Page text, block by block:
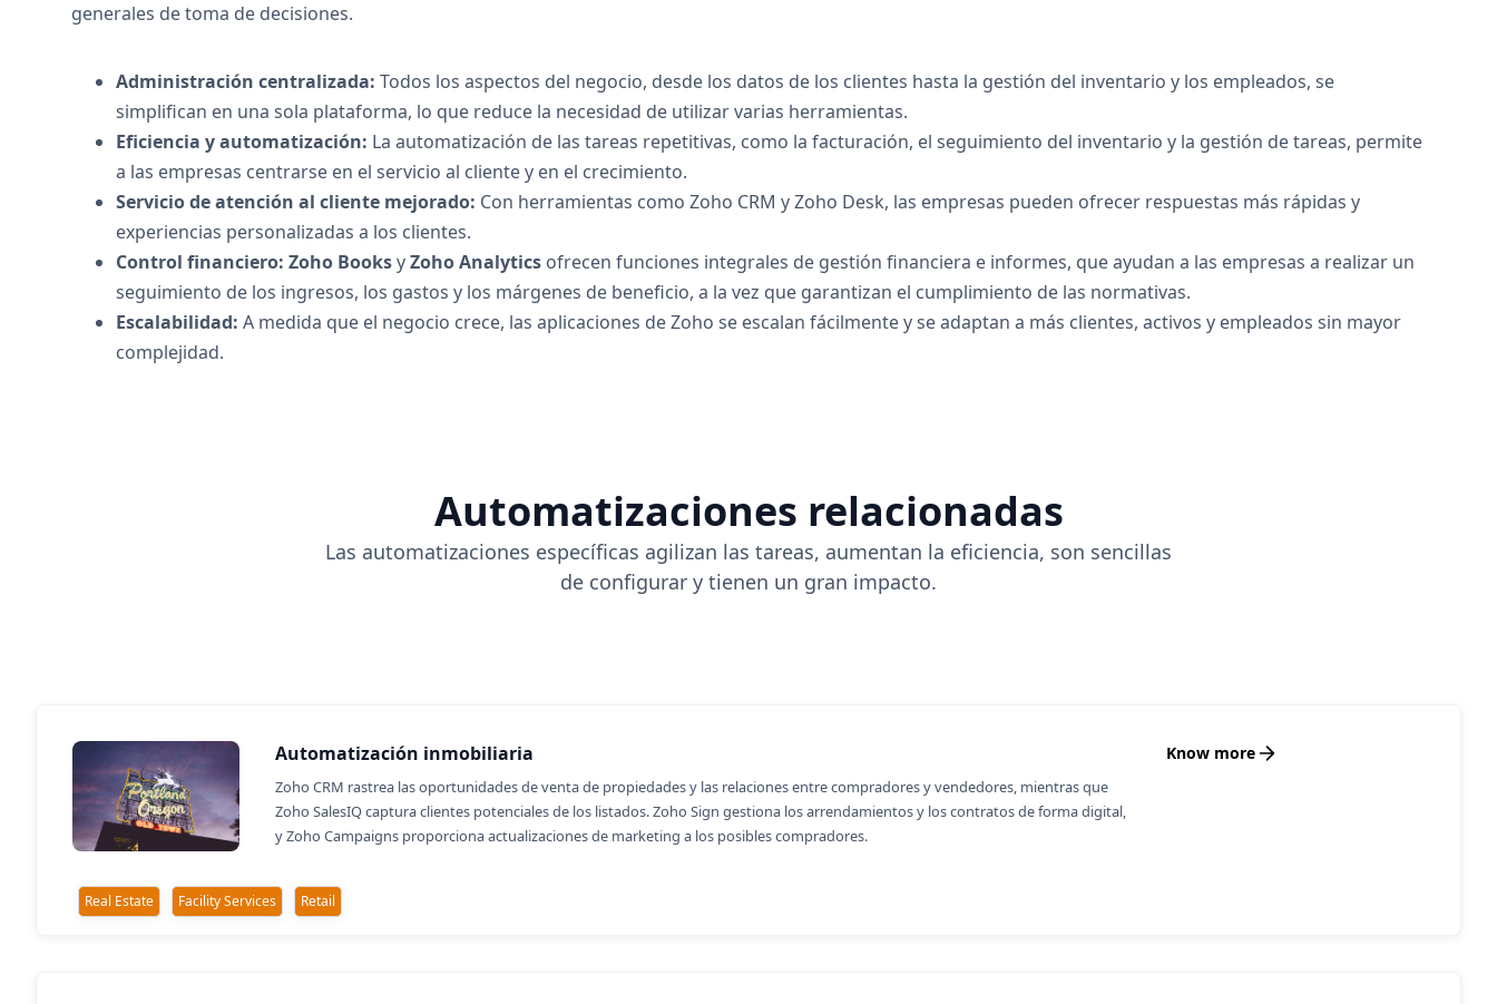
generales de toma de decisiones.
Administración centralizada: Todos los aspectos del negocio, desde los datos de los clientes hasta la gestión del inventario y los empleados, se
simplifican en una sola plataforma, lo que reduce la necesidad de utilizar varias herramientas.
Eficiencia y automatización: La automatización de las tareas repetitivas, como la facturación, el seguimiento del inventario y la gestión de tareas, permite
a las empresas centrarse en el servicio al cliente y en el crecimiento.
Servicio de atención al cliente mejorado: Con herramientas como Zoho CRM y Zoho Desk, las empresas pueden ofrecer respuestas más rápidas y
experiencias personalizadas a los clientes.
Control financiero: Zoho BooksyZoho Analytics ofrecen funciones integrales de gestión financiera e informes, que ayudan a las empresas a realizar un
seguimiento de los ingresos, los gastos y los márgenes de beneficio, a la vez que garantizan el cumplimiento de las normativas.
Escalabilidad: A medida que el negocio crece, las aplicaciones de Zoho se escalan fácilmente y se adaptan a más clientes, activos y empleados sin mayor
complejidad.
Automatizaciones relacionadas
Las automatizaciones específicas agilizan las tareas, aumentan la eficiencia, son sencillas
de configurar y tienen un gran impacto.
Automatización inmobiliaria
Zoho CRM rastrea las oportunidades de venta de propiedades y las relaciones entre compradores y vendedores, mientras que
Zoho SalesIQ captura clientes potenciales de los listados. Zoho Sign gestiona los arrendamientos y los contratos de forma digital,
y Zoho Campaigns proporciona actualizaciones de marketing a los posibles compradores.
Know more
Real Estate Facility Services Retail